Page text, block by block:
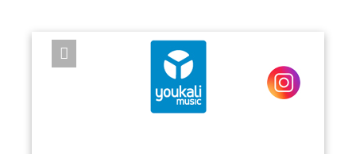
EXPOSE FRAMEWORK FOR JOOMLA 2.5 AND 3.0+